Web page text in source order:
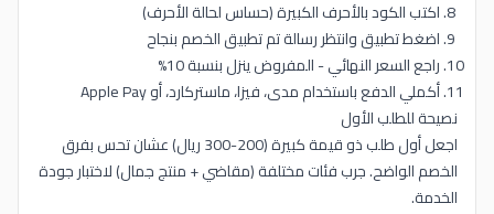
اكتب الكود بالأحرف الكبيرة (حساس لحالة الأحرف)
اضغط تطبيق وانتظر رسالة تم تطبيق الخصم بنجاح
راجع السعر النهائي - المفروض ينزل بنسبة 10%
أكملي الدفع باستخدام مدى، فيزا، ماستركارد، أو Apple Pay
نصيحة للطلب الأول
اجعل أول طلب ذو قيمة كبيرة (200-300 ريال) عشان تحس بفرق
الخصم الواضح. جرب فئات مختلفة (مقاضي + منتج جمال) لاختبار جودة
الخدمة.